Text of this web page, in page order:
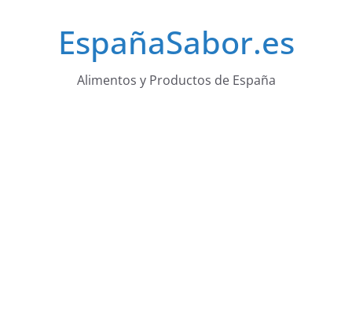
EspañaSabor.es
Alimentos y Productos de España